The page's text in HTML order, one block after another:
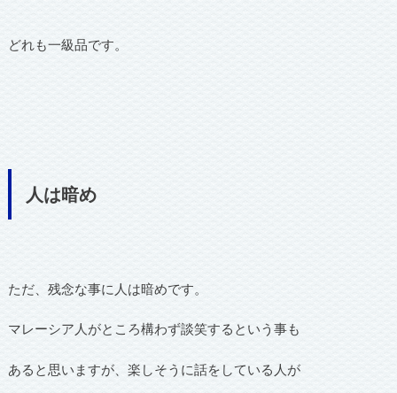
どれも一級品です。
人は暗め
ただ、残念な事に人は暗めです。
マレーシア人がところ構わず談笑するという事も
あると思いますが、楽しそうに話をしている人が